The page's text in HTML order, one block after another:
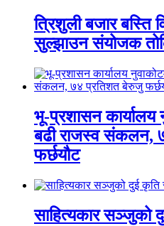
त्रिशुली बजार बस्ति
सुल्झाउन संयोजक
भू-प्रशासन कार्यालय
बढी राजस्व संकलन,
फर्छयौट
साहित्यकार सञ्जुको